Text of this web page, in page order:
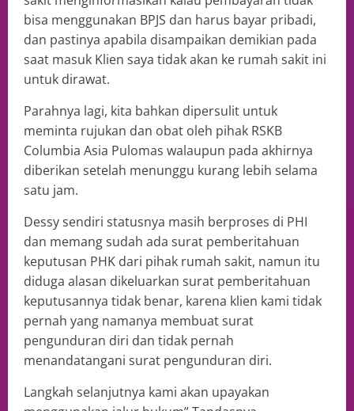
bisa menggunakan BPJS dan harus bayar pribadi,
dan pastinya apabila disampaikan demikian pada
saat masuk Klien saya tidak akan ke rumah sakit ini
untuk dirawat.
Parahnya lagi, kita bahkan dipersulit untuk
meminta rujukan dan obat oleh pihak RSKB
Columbia Asia Pulomas walaupun pada akhirnya
diberikan setelah menunggu kurang lebih selama
satu jam.
Dessy sendiri statusnya masih berproses di PHI
dan memang sudah ada surat pemberitahuan
keputusan PHK dari pihak rumah sakit, namun itu
diduga alasan dikeluarkan surat pemberitahuan
keputusannya tidak benar, karena klien kami tidak
pernah yang namanya membuat surat
pengunduran diri dan tidak pernah
menandatangani surat pengunduran diri.
Langkah selanjutnya kami akan upayakan